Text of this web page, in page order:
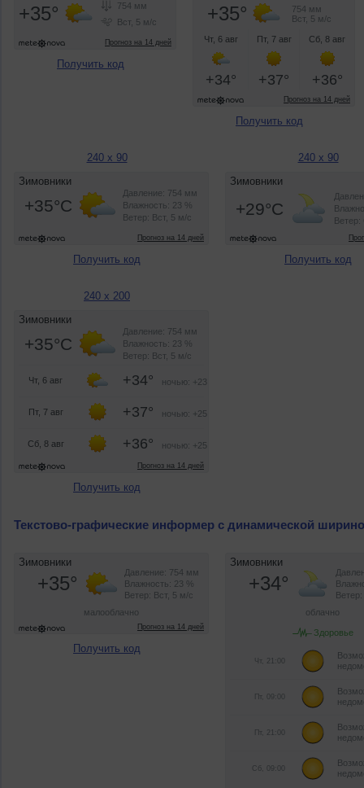
Получить код
Получить код
240 x 90
Получить код
240 x 90
Получить код
240 x 200
Получить код
Текстово-графические информер с динамической
Получить код